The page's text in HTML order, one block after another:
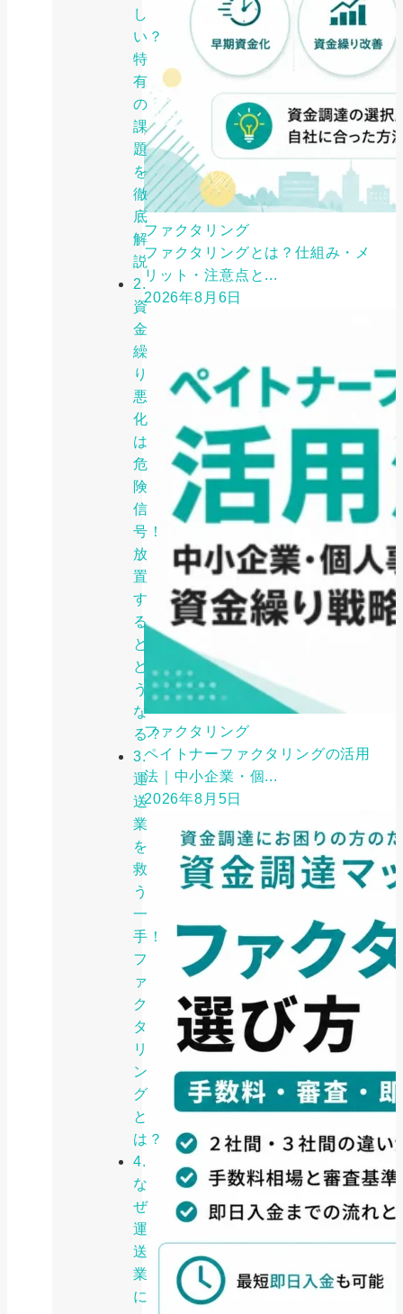
し
い？
特
有
の
課
題
を
徹
底
解
説
2.
資
金
繰
り
悪
化
は
危
険
信
号！
放
置
す
る
と
ど
う
な
る？
3.
運
送
業
を
救
う
一
手！
フ
ァ
ク
タ
リ
ン
グ
と
は？
4.
な
ぜ
運
送
業
に
ファクタリング
ファクタリングとは？仕組み・メ
リット・注意点と...
2026年8月6日
ファクタリング
ペイトナーファクタリングの活用
法｜中小企業・個...
2026年8月5日